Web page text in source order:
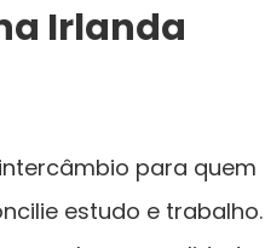
Irlanda
para quem
estudo e trabalho.